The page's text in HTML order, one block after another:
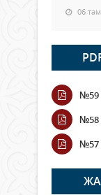
06
Open
06
Wi-Fi
ӨТЕДІ?
06
№59
№58
№57